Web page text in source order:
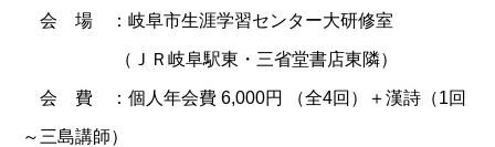
会 場 ：岐阜市生涯学習センター大研修室
（ＪＲ岐阜駅東・三省堂書店東隣）
会 費 ：個人年会費 6,000円 （全4回）＋漢詩（1回
～三島講師）